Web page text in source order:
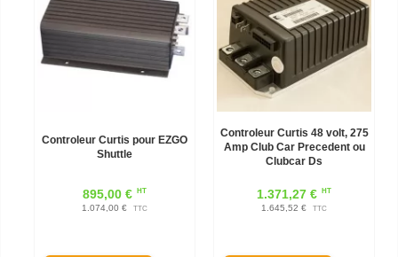
Controleur Curtis pour EZGO
Shuttle
895,00 € HT
1.074,00 € TTC
Controleur Curtis 48 volt, 275
Amp Club Car Precedent ou
Clubcar Ds
1.371,27 € HT
1.645,52 € TTC